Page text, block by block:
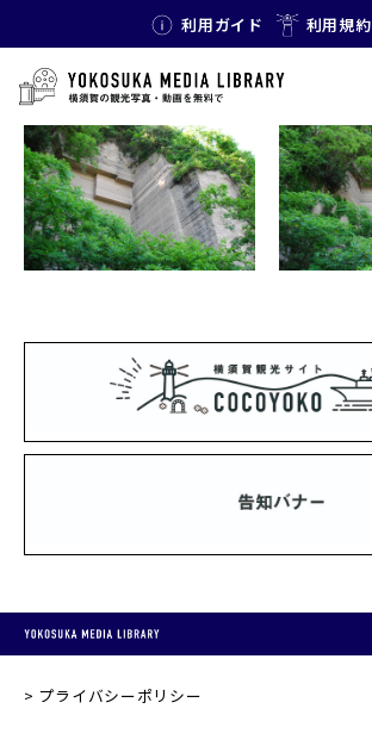
利用ガイド 利用規約
TAG: 石
プライバシーポリシー